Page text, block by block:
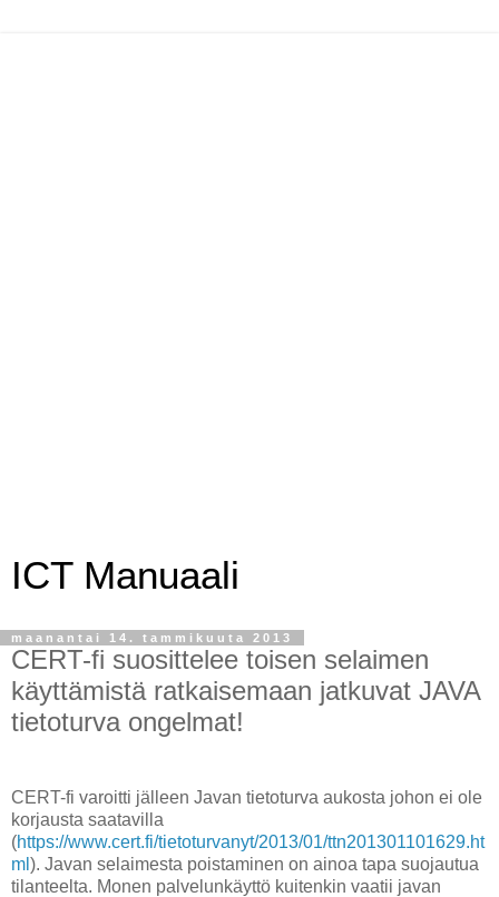
ICT Manuaali
maanantai 14. tammikuuta 2013
CERT-fi suosittelee toisen selaimen
käyttämistä ratkaisemaan jatkuvat JAVA
tietoturva ongelmat!
CERT-fi varoitti jälleen Javan tietoturva aukosta johon ei ole
korjausta saatavilla
(https://www.cert.fi/tietoturvanyt/2013/01/ttn201301101629.ht
ml ). Javan selaimesta poistaminen on ainoa tapa suojautua
tilanteelta. Monen palvelunkäyttö kuitenkin vaatii javan